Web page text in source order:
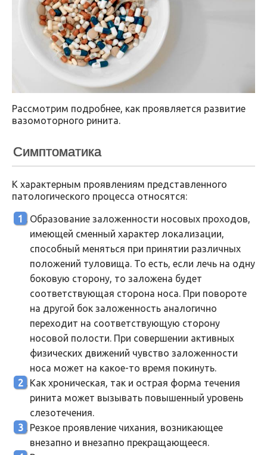
Рассмотрим подробнее, как проявляется развитие
вазомоторного ринита.
Симптоматика
К характерным проявлениям представленного
патологического процесса относятся:
Образование заложенности носовых проходов,
имеющей сменный характер локализации,
способный меняться при принятии различных
положений туловища. То есть, если лечь на одну
боковую сторону, то заложена будет
соответствующая сторона носа. При повороте
на другой бок заложенность аналогично
переходит на соответствующую сторону
носовой полости. При совершении активных
физических движений чувство заложенности
носа может на какое-то время покинуть.
Как хроническая, так и острая форма течения
ринита может вызывать повышенный уровень
слезотечения.
Резкое проявление чихания, возникающее
внезапно и внезапно прекращающееся.